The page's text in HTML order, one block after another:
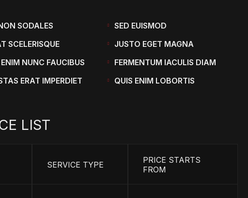
SODALES
SCELERISQUE
NUNC FAUCIBUS
ERAT IMPERDIET
SED EUISMOD
JUSTO EGET MAGNA
FERMENTUM IACULIS DIAM
QUIS ENIM LOBORTIS
LIST
SERVICE TYPE
PRICE STARTS
FROM